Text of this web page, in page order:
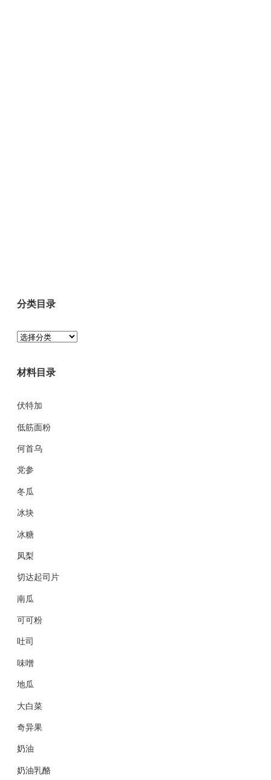
分类目录
分
录
材料目录
伏特加
低筋面粉
何首乌
党参
冬瓜
冰块
冰糖
凤梨
切达起司片
南瓜
可可粉
吐司
味噌
地瓜
大白菜
奇异果
奶油
奶油乳酪